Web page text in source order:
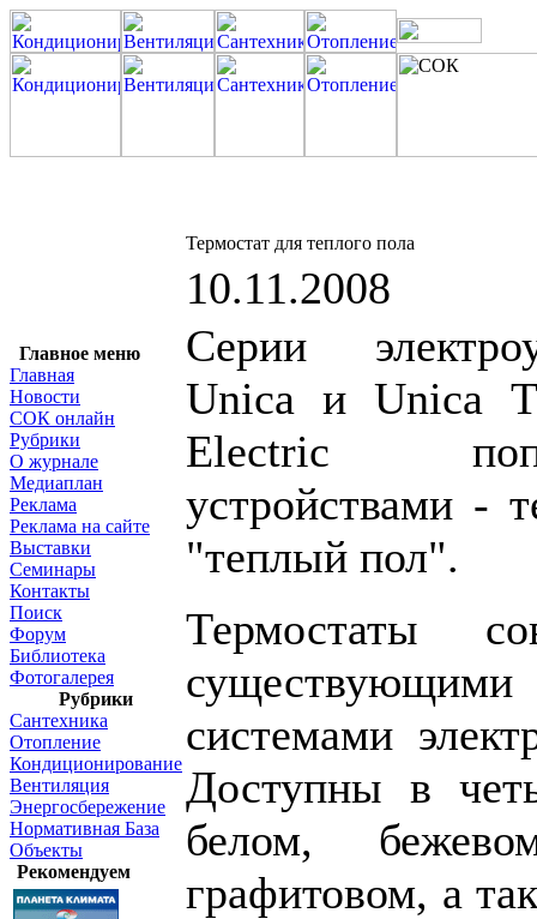
Главное меню
Главная
Новости
СОК онлайн
Рубрики
О журнале
Медиаплан
Реклама
Реклама на сайте
Выставки
Семинары
Контакты
Поиск
Форум
Библиотека
Фотогалерея
Рубрики
Сантехника
Отопление
Кондиционирование
Вентиляция
Энергосбережение
Нормативная База
Объекты
Рекомендуем
Термостат для теплого пола
10.11.2008
Серии
Unica и Unica
Electric
устройствами -
"теплый пол".
Термостаты
системами
Доступны в
белом,
графитовом, а